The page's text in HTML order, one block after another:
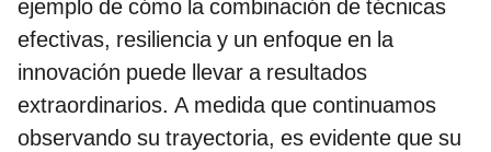
ejemplo de cómo la combinación de técnicas
efectivas, resiliencia y un enfoque en la
innovación puede llevar a resultados
extraordinarios. A medida que continuamos
observando su trayectoria, es evidente que su